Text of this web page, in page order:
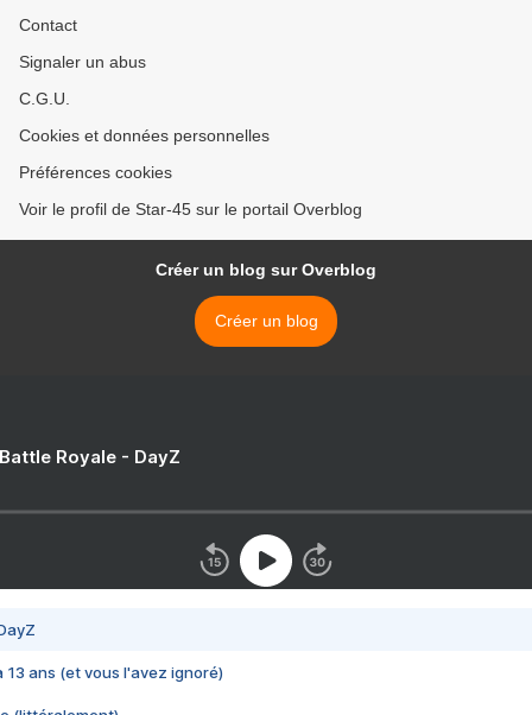
Contact
Signaler un abus
C.G.U.
Cookies et données personnelles
Préférences cookies
Voir le profil de Star-45 sur le portail Overblog
Créer un blog sur Overblog
Créer un blog
Royale - DayZ
13 ans (et vous l'avez ignoré)